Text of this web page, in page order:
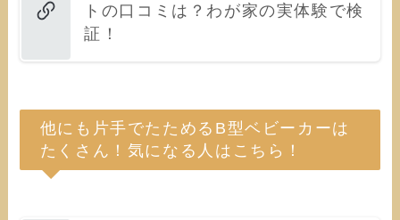
トの口コミは？わが家の実体験で検
証！
他にも片手でたためるB型ベビーカーは
たくさん！気になる人はこちら！